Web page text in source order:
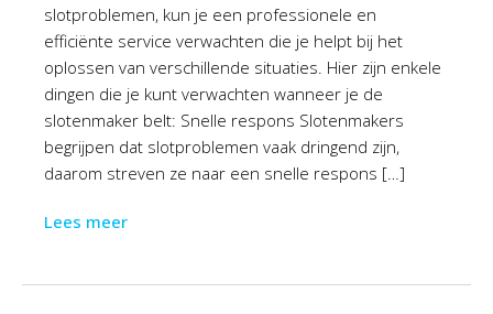
slotproblemen, kun je een professionele en
efficiënte service verwachten die je helpt bij het
oplossen van verschillende situaties. Hier zijn enkele
dingen die je kunt verwachten wanneer je de
slotenmaker belt: Snelle respons Slotenmakers
begrijpen dat slotproblemen vaak dringend zijn,
daarom streven ze naar een snelle respons […]
Lees meer